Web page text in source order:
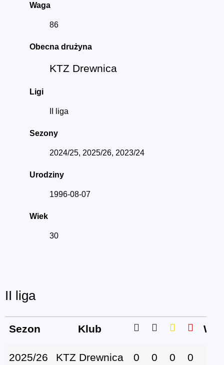
Waga
86
Obecna drużyna
KTZ Drewnica
Ligi
II liga
Sezony
2024/25, 2025/26, 2023/24
Urodziny
1996-08-07
Wiek
30
II liga
Sezon Klub
2025/26 KTZ Drewnica 0 0 0 0